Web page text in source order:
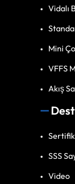
Vidalı
Mini
VFFS
Akış
SSS
Video